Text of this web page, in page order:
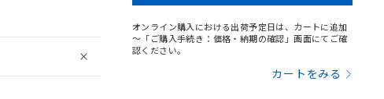
オンライン購入における出荷予定日は、カートに追加
～「ご購入手続き：価格・納期の確認」画面にてご確
認ください。
カートをみる